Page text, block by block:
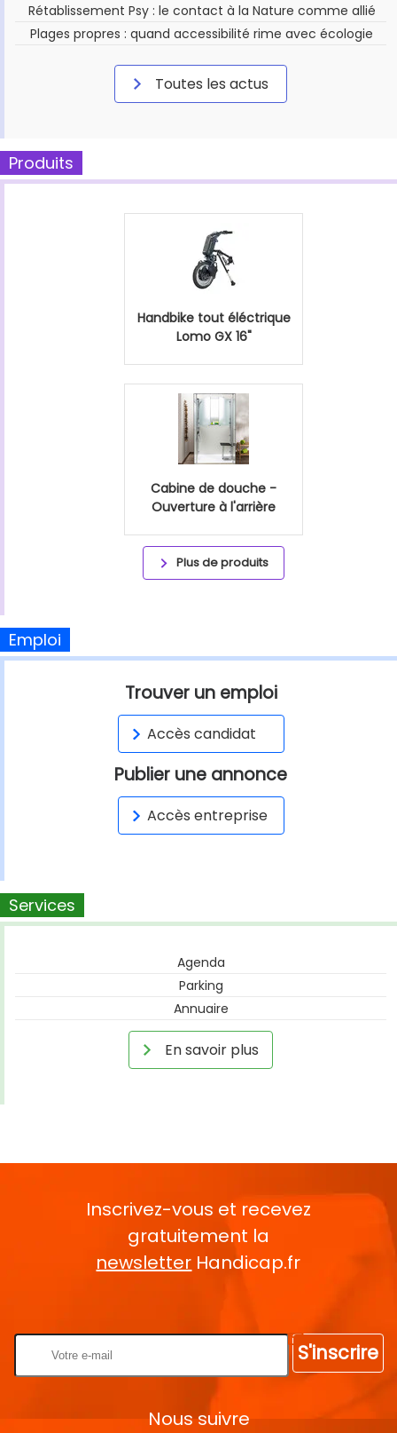
Rétablissement Psy : le contact à la Nature comme allié
Plages propres : quand accessibilité rime avec écologie
Toutes les actus
Produits
Handbike tout éléctrique
Lomo GX 16"
Cabine de douche -
Ouverture à l'arrière
Plus de produits
Emploi
Trouver un emploi
Accès candidat
Publier une annonce
Accès entreprise
Services
Agenda
Parking
Annuaire
En savoir plus
Inscrivez-vous et recevez
gratuitement la
newsletter Handicap.fr
S'inscrire
Nous suivre